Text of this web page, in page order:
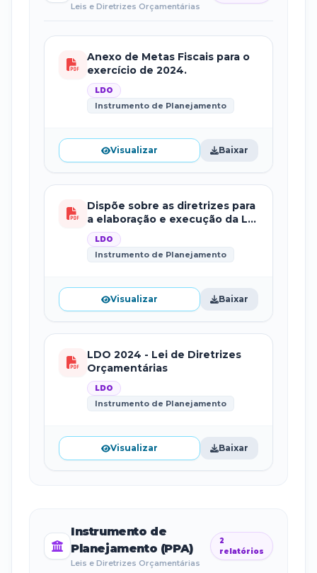
Leis e Diretrizes Orçamentárias
Anexo de Metas Fiscais para o
exercício de 2024.
LDO
Instrumento de Planejamento
Visualizar Baixar
Dispõe sobre as diretrizes para
a elaboração e execução da Lei
Orçamentária de 2024.
LDO
Instrumento de Planejamento
Visualizar Baixar
LDO 2024 - Lei de Diretrizes
Orçamentárias
LDO
Instrumento de Planejamento
Visualizar Baixar
Instrumento de
Planejamento (PPA)
Leis e Diretrizes Orçamentárias
2
relatórios